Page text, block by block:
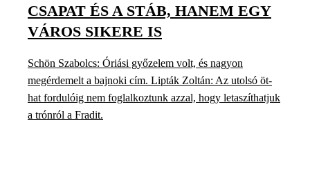
CSAPAT ÉS A STÁB, HANEM EGY
VÁROS SIKERE IS
Schön Szabolcs: Óriási győzelem volt, és nagyon
megérdemelt a bajnoki cím. Lipták Zoltán: Az utolsó öt-
hat fordulóig nem foglalkoztunk azzal, hogy letaszíthatjuk
a trónról a Fradit.